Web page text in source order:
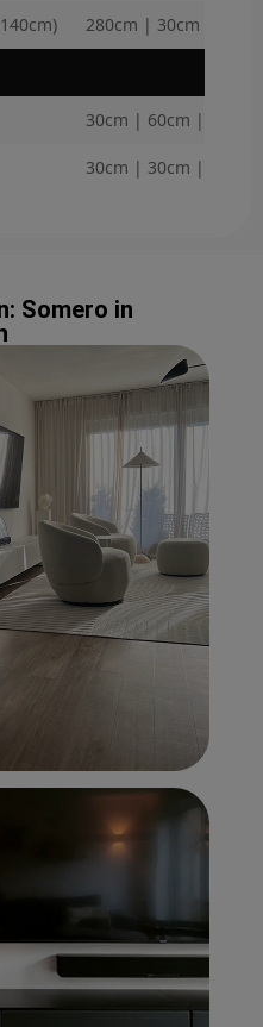
280cm | 30cm | 40cm
30cm | 60cm | 30cm
30cm | 30cm | 30cm
Somero in